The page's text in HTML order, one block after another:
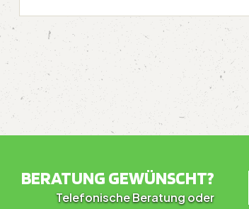
BERATUNG GEWÜNSCHT?
Telefonische Beratung oder